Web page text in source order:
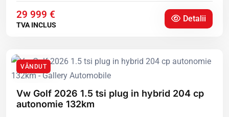
29 999 €
TVA INCLUS
Detalii
VÂNDUT
Vw Golf 2026 1.5 tsi plug in hybrid 204 cp
autonomie 132km